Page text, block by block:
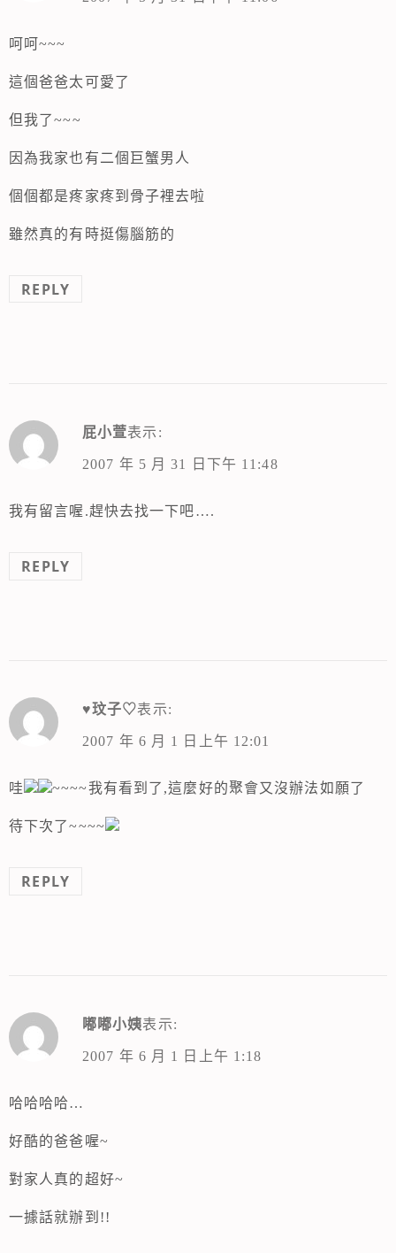
呵呵~~~
這個爸爸太可愛了
但我了~~~
因為我家也有二個巨蟹男人
個個都是疼家疼到骨子裡去啦
雖然真的有時挺傷腦筋的
REPLY
屁小萱表示:
2007 年 5 月 31 日下午 11:48
我有留言喔.趕快去找一下吧….
REPLY
♥玟子♡表示:
2007 年 6 月 1 日上午 12:01
哇 ~~~~我有看到了,這麼好的聚會又沒辦法如願了
待下次了~~~~
REPLY
嘟嘟小姨表示:
2007 年 6 月 1 日上午 1:18
哈哈哈哈…
好酷的爸爸喔~
對家人真的超好~
一據話就辦到!!